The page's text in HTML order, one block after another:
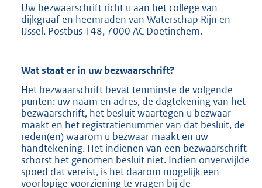
Uw bezwaarschrift richt u aan het college van
dijkgraaf en heemraden van Waterschap Rijn en
IJssel, Postbus 148, 7000 AC Doetinchem.
Wat staat er in uw bezwaarschrift?
Het bezwaarschrift bevat tenminste de volgende
punten: uw naam en adres, de dagtekening van het
bezwaarschrift, het besluit waartegen u bezwaar
maakt en het registratienummer van dat besluit, de
reden(en) waarom u bezwaar maakt en uw
handtekening. Het indienen van een bezwaarschrift
schorst het genomen besluit niet. Indien onverwijlde
spoed dat vereist, is het daarom mogelijk een
voorlopige voorziening te vragen bij de